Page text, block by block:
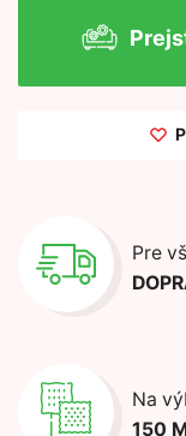
Pre
Na
150